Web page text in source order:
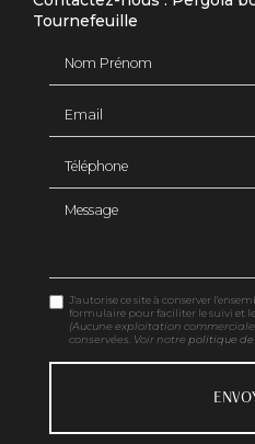
Tournefeuille
Message
J'autorise ce site à conserver
formulaire pour faciliter le suivi et
(Aucune exploitation
conservées. Voir notre politique